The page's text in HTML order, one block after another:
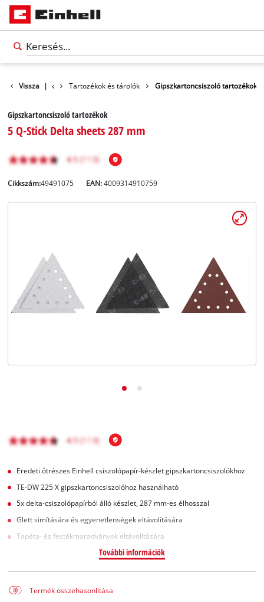
Magyar
HU Magyar
English
Vissza |
Tartozékok Tartozékok és tárolók Gipszkartoncsiszoló tartozékok
Gipszkartoncsiszoló tartozékok
5 Q-Stick Delta sheets 287 mm
Cikkszám:49491075 EAN:4009314910759
Eredeti ötrészes Einhell csiszolópapír-készlet gipszkartoncsiszolókhoz
TE-DW 225 X gipszkartoncsiszolóhoz használható
5x delta-csiszolópapírból álló készlet, 287 mm-es élhosszal
Glett simítására és egyenetlenségek eltávolítására
Tapéta- és festékmaradványok eltávolítására
További információk
Termék összehasonlítása